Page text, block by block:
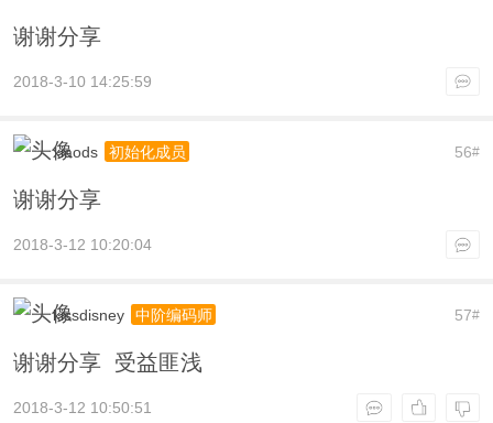
谢谢分享
2018-3-10 14:25:59
56#
xiaods 初始化成员
谢谢分享
2018-3-12 10:20:04
57#
kissdisney 中阶编码师
谢谢分享 受益匪浅
2018-3-12 10:50:51